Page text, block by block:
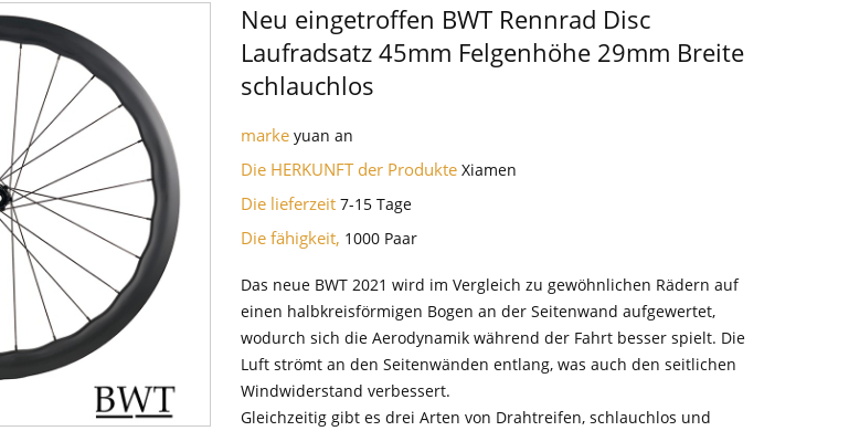
Neu eingetroffen BWT Rennrad Disc
Laufradsatz 45mm Felgenhöhe 29mm Breite
schlauchlos
markeyuan an
Die HERKUNFT der ProdukteXiamen
Die lieferzeit7-15 Tage
Die fähigkeit, 1000 Paar
Das neue BWT 2021 wird im Vergleich zu gewöhnlichen Rädern auf
einen halbkreisförmigen Bogen an der Seitenwand aufgewertet,
wodurch sich die Aerodynamik während der Fahrt besser spielt. Die
Luft strömt an den Seitenwänden entlang, was auch den seitlichen
Windwiderstand verbessert.
Gleichzeitig gibt es drei Arten von Drahtreifen, schlauchlos und